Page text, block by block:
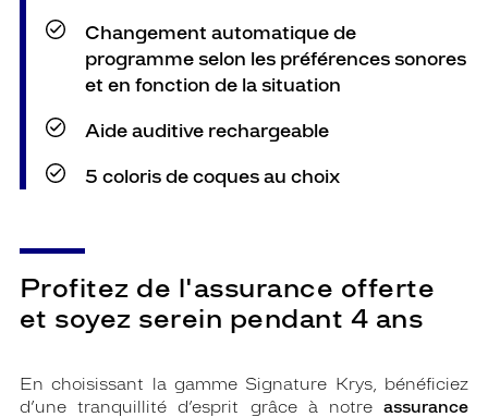
Changement automatique de
programme selon les préférences sonores
et en fonction de la situation
Aide auditive rechargeable
5 coloris de coques au choix
Profitez de l'assurance offerte
et soyez serein pendant 4 ans
En choisissant la gamme Signature Krys, bénéficiez
d’une tranquillité d’esprit grâce à notre assurance